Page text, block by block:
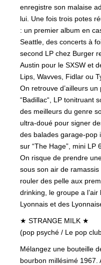
enregistre son malaise
lui. Une fois trois potes
: un premier album en
Seattle, des concerts à
second LP chez Burger
Austin pour le SXSW et
Lips, Wavves, Fidlar ou
On retrouve d’ailleurs
“Badillac“, LP tonitruant
des meilleurs du genre
ultra-doué pour signer
des balades garage-pop
sur “The Hage”, mini LP
On risque de prendre
sous son air de
rouler des pelle aux
drinking, le groupe a
Lyonnais et des
★ STRANGE MILK ★
(pop psyché / Le pop
Mélangez une bouteille
bourbon millésimé 1967.